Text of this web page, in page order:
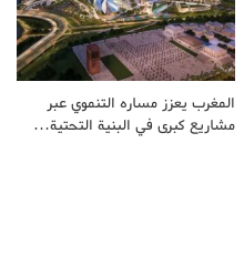
المغرب يعزز مساره التنموي عبر
مشاريع كبرى في البنية التحتية…